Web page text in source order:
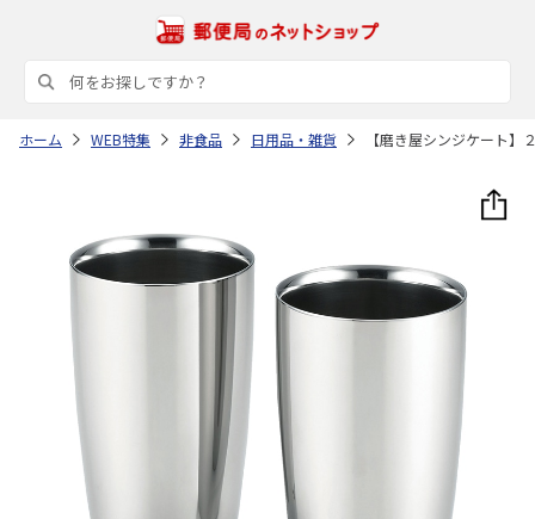
ホーム WEB特集 非食品 日用品・雑貨 【磨き屋シンジケート